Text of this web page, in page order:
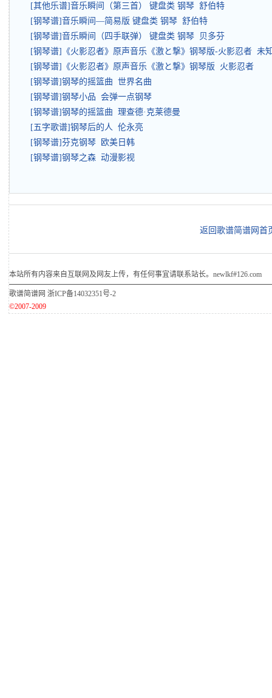
[其他乐谱]音乐瞬间（第三首） 键盘类 钢琴 舒伯特
[钢琴谱]音乐瞬间—简易版 键盘类 钢琴 舒伯特
[钢琴谱]音乐瞬间（四手联弹） 键盘类 钢琴 贝多芬
[钢琴谱]《火影忍者》原声音乐《激と撃》钢琴版-火影忍者 未
[钢琴谱]《火影忍者》原声音乐《激と撃》钢琴版 火影忍者
[钢琴谱]钢琴的摇篮曲 世界名曲
[钢琴谱]钢琴小品 会弹一点钢琴
[钢琴谱]钢琴的摇篮曲 理查德·克莱德曼
[五字歌谱]钢琴后的人 伦永亮
[钢琴谱]芬克钢琴 欧美日韩
[钢琴谱]钢琴之森 动漫影视
返回歌谱简谱网首
本站所有内容来自互联网及网友上传，有任何事宜请联系站长。newlkf#126.com
歌谱简谱网 浙ICP备14032351号-2
©2007-2009